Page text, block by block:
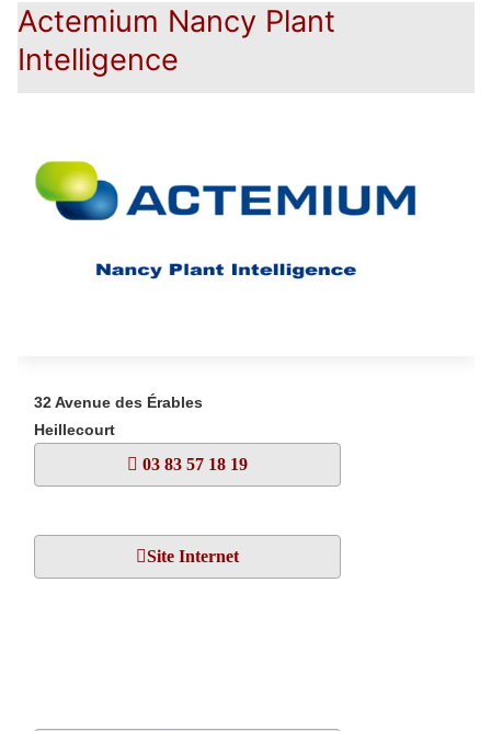
Actemium Nancy Plant
Intelligence
32 Avenue des Érables
Heillecourt
03 83 57 18 19
Site Internet